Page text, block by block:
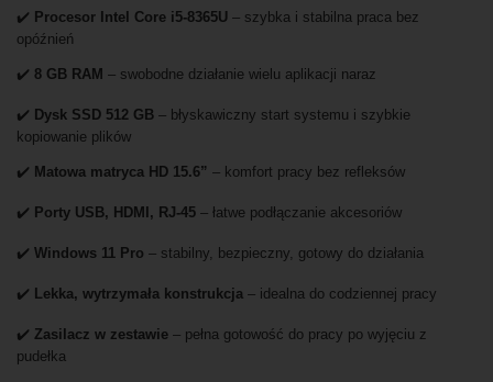
✔️ Procesor Intel Core i5-8365U – szybka i stabilna praca bez
opóźnień
✔️ 8 GB RAM – swobodne działanie wielu aplikacji naraz
✔️ Dysk SSD 512 GB – błyskawiczny start systemu i szybkie
kopiowanie plików
✔️ Matowa matryca HD 15.6” – komfort pracy bez refleksów
✔️ Porty USB, HDMI, RJ-45 – łatwe podłączanie akcesoriów
✔️ Windows 11 Pro – stabilny, bezpieczny, gotowy do działania
✔️ Lekka, wytrzymała konstrukcja – idealna do codziennej pracy
✔️ Zasilacz w zestawie – pełna gotowość do pracy po wyjęciu z
pudełka